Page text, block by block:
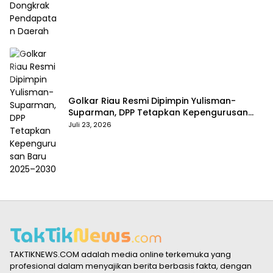
Golkar Riau Resmi Dipimpin Yulisman-
Suparman, DPP Tetapkan Kepengurusan
Baru 2025–2030
Juli 23, 2026
TAKTIKNEWS.COM adalah media online terkemuka yang
profesional dalam menyajikan berita berbasis fakta, dengan